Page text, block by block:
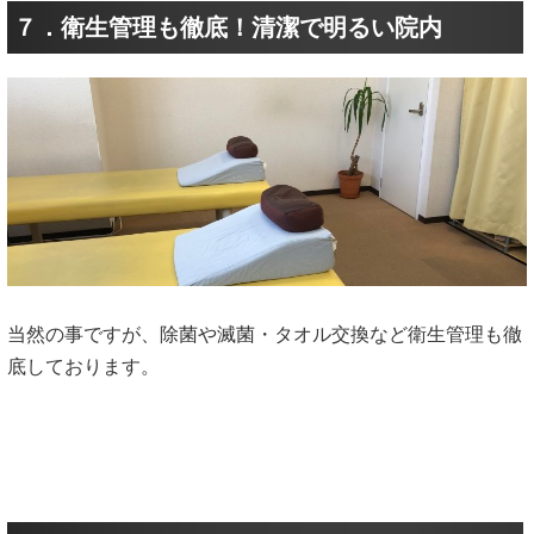
７．衛生管理も徹底！清潔で明るい院内
当然の事ですが、除菌や滅菌・タオル交換など衛生管理も徹
底しております。